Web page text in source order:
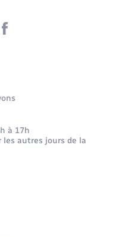
à 17h
les autres jours de la